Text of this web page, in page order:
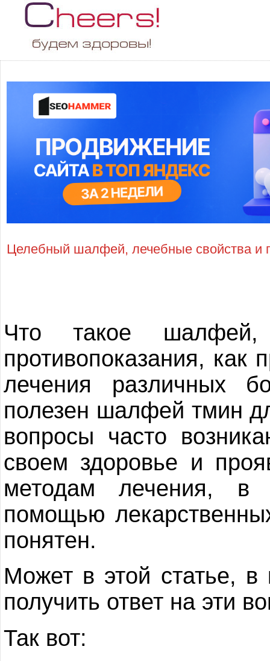
Целебный шалфей, лечебные свойства и
Что такое
противопоказания, как
лечения различных
полезен шалфей тмин
вопросы часто
своем здоровье и
методам лечения, в
помощью
понятен.
Может в этой статье,
получить ответ на эти
Так вот: